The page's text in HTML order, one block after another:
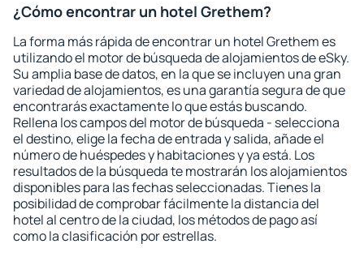
¿Cómo encontrar un hotel Grethem?
La forma más rápida de encontrar un hotel Grethem es
utilizando el motor de búsqueda de alojamientos de eSky.
Su amplia base de datos, en la que se incluyen una gran
variedad de alojamientos, es una garantía segura de que
encontrarás exactamente lo que estás buscando.
Rellena los campos del motor de búsqueda - selecciona
el destino, elige la fecha de entrada y salida, añade el
número de huéspedes y habitaciones y ya está. Los
resultados de la búsqueda te mostrarán los alojamientos
disponibles para las fechas seleccionadas. Tienes la
posibilidad de comprobar fácilmente la distancia del
hotel al centro de la ciudad, los métodos de pago así
como la clasificación por estrellas.